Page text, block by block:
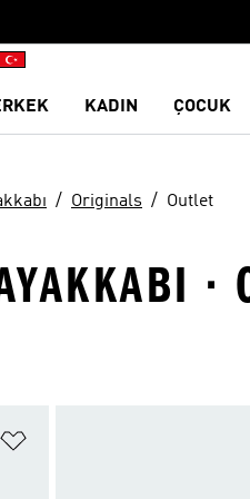
KADIN ÇOCUK
Originals Outlet
·